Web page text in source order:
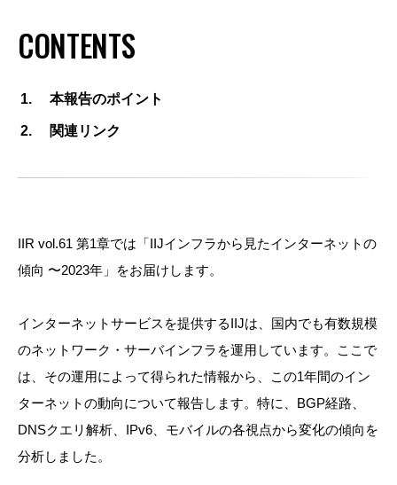
CONTENTS
本報告のポイント
関連リンク
IIR vol.61 第1章では 「IIJインフラから見たインターネットの
傾向 〜2023年」をお届けします。
インターネットサービスを提供するIIJは、国内でも有数規模
のネットワーク・サーバインフラを運用しています。ここで
は、その運用によって得られた情報から、この1年間のイン
ターネットの動向について報告します。特に、BGP経路、
DNSクエリ解析、IPv6、モバイルの各視点から変化の傾向を
分析しました。